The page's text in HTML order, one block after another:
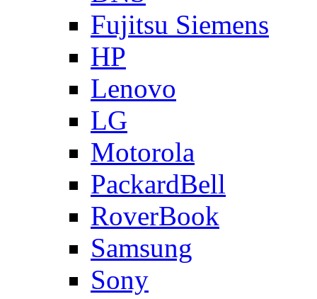
Fujitsu Siemens
HP
Lenovo
LG
Motorola
PackardBell
RoverBook
Samsung
Sony